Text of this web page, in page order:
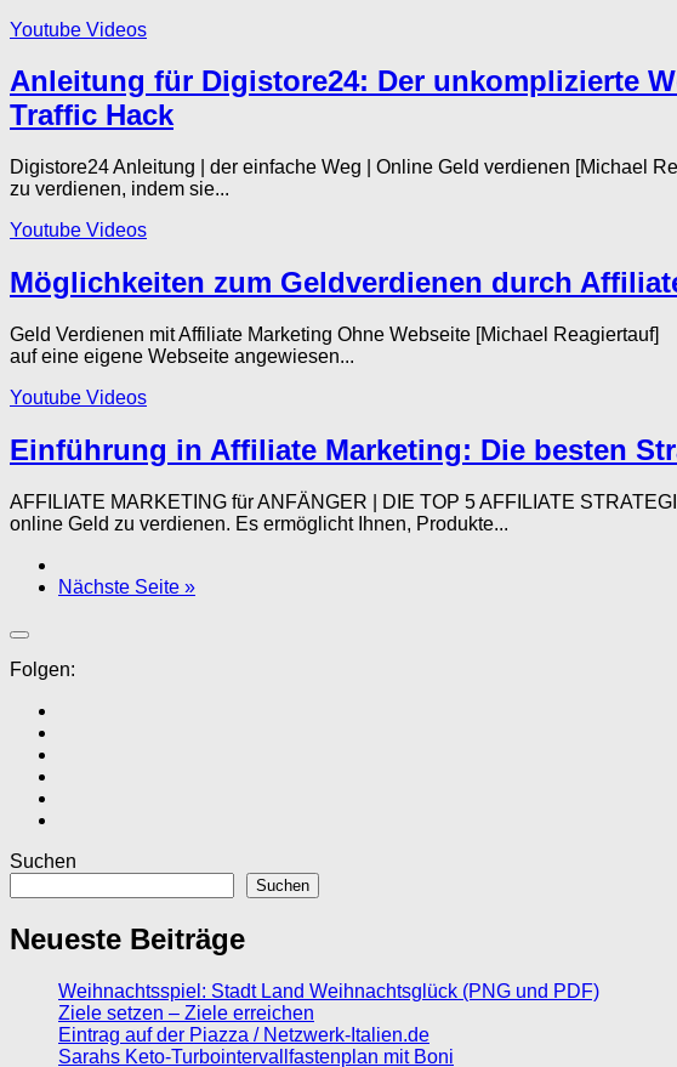
Youtube Videos
Anleitung für Digistore24: Der unkomplizierte
Traffic Hack
Digistore24 Anleitung | der einfache Weg | Online Geld verdienen
zu verdienen, indem sie...
Youtube Videos
Möglichkeiten zum Geldverdienen durch
Geld Verdienen mit Affiliate Marketing Ohne Webseite [Michael
auf eine eigene Webseite angewiesen...
Youtube Videos
Einführung in Affiliate Marketing: Die besten
AFFILIATE MARKETING für ANFÄNGER | DIE TOP 5 AFFILIATE
online Geld zu verdienen. Es ermöglicht Ihnen, Produkte...
Nächste Seite »
Folgen:
Suchen
Suchen
Neueste Beiträge
Weihnachtsspiel: Stadt Land Weihnachtsglück (PNG und PDF)
Ziele setzen – Ziele erreichen
Eintrag auf der Piazza / Netzwerk-Italien.de
Sarahs Keto-Turbointervallfastenplan mit Boni